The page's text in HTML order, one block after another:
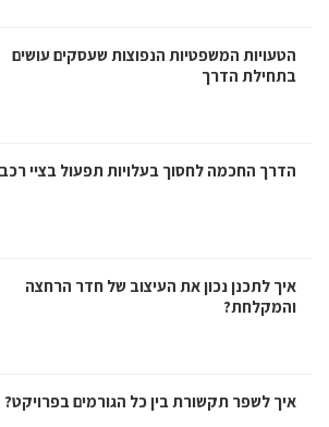
הטעויות המשפטיות הנפוצות שעסקים עושים
בתחילת הדרך
הדרך החכמה לחסוך בעלויות תפעול בציי רכב
איך לתכנן נכון את העיצוב של חדר הרחצה
והמקלחת?
איך לשפר תקשורת בין כל הגורמים בפרויקט?